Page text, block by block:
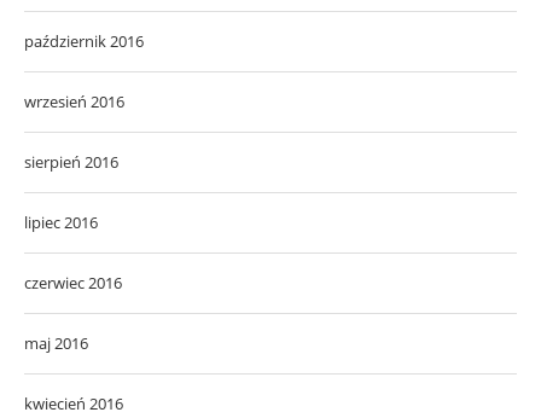
październik 2016
wrzesień 2016
sierpień 2016
lipiec 2016
czerwiec 2016
maj 2016
kwiecień 2016